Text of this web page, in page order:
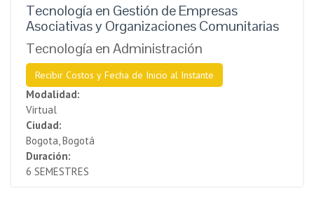
Tecnología en Gestión de Empresas
Asociativas y Organizaciones Comunitarias
Tecnología en Administración
Recibir Costos y Fecha de Inicio al Instante
Modalidad:
Virtual
Ciudad:
Bogota, Bogotá
Duración:
6 SEMESTRES